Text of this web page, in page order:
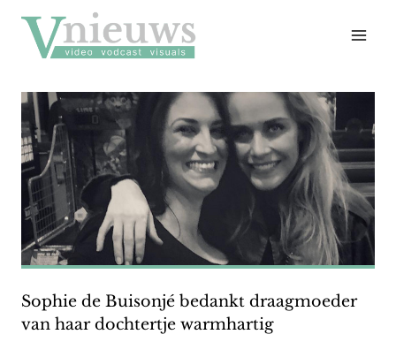
naar
inhoud
Sophie de Buisonjé bedankt draagmoeder
van haar dochtertje warmhartig